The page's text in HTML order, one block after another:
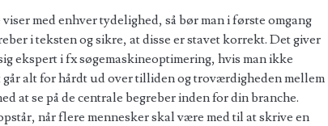
med enhver tydelighed, så bør man i første omgang
i teksten og sikre, at disse er stavet korrekt. Det giver
ekspert i fx søgemaskineoptimering, hvis man ikke
går alt for hårdt ud over tilliden og troværdigheden mellem
at se på de centrale begreber inden for din branche.
når flere mennesker skal være med til at skrive en